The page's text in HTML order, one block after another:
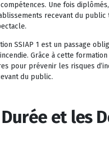
Une fois
recevant du
SSIAP 1 est un passage
Grâce à cette
pour prévenir les risques
du public.
Durée et les